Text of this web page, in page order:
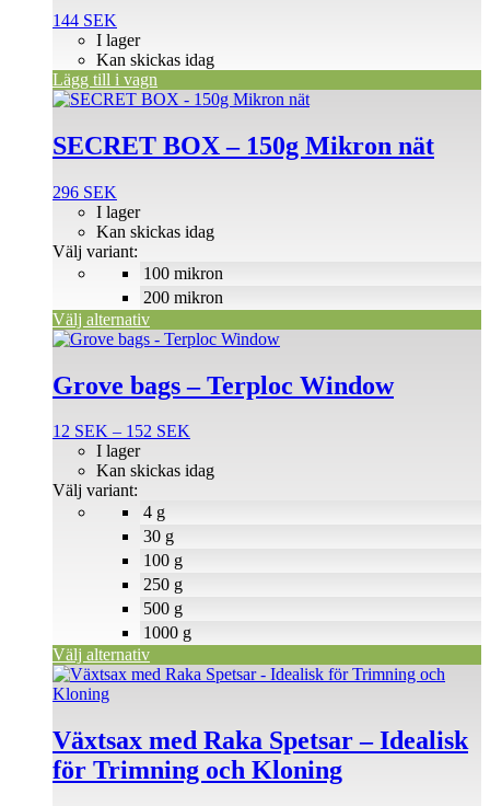
144 SEK
I lager
Kan skickas idag
Lägg till i vagn
SECRET BOX – 150g Mikron nät
296 SEK
100 mikron
200 mikron
I lager
Kan skickas idag
Välj variant:
Välj alternativ
Den
produkten
har
varianter.
olika
alternativen
på
produktsidan
Grove bags – Terploc Window
12 SEK – 152 SEK
till
4 g
30 g
100 g
250 g
500 g
1000 g
I lager
Kan skickas idag
Välj variant:
Välj alternativ
Den
produkten
har
varianter.
olika
alternativen
Växtsax med Raka Spetsar – Idealisk
för Trimning och Kloning